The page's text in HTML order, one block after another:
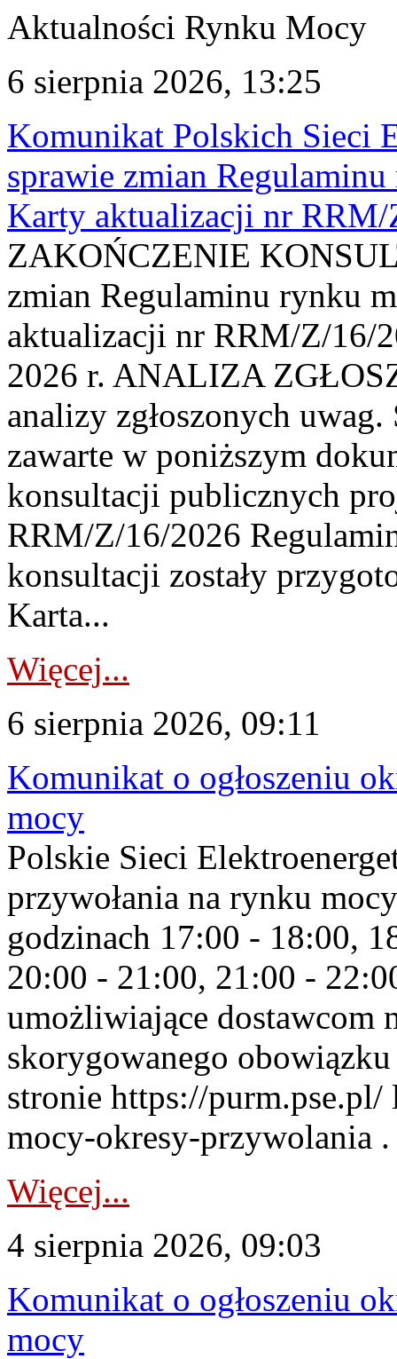
Aktualności Rynku Mocy
6 sierpnia 2026, 13:25
Komunikat Polskich Sieci
sprawie zmian
Karty aktualizacji nr
ZAKOŃCZENIE
zmian Regulaminu rynku
aktualizacji nr RRM/Z/16/
2026 r. ANALIZA
analizy zgłoszonych
zawarte w poniższym
konsultacji publicznych
RRM/Z/16/2026
konsultacji zostały
Karta...
Więcej...
6 sierpnia 2026, 09:11
Komunikat o ogłoszeniu
mocy
Polskie Sieci
przywołania na rynku
godzinach 17:00 - 18:00,
20:00 - 21:00, 21:00 -
umożliwiające dostawcom
skorygowanego
stronie https://
mocy-okresy-przywolania
Więcej...
4 sierpnia 2026, 09:03
Komunikat o ogłoszeniu
mocy